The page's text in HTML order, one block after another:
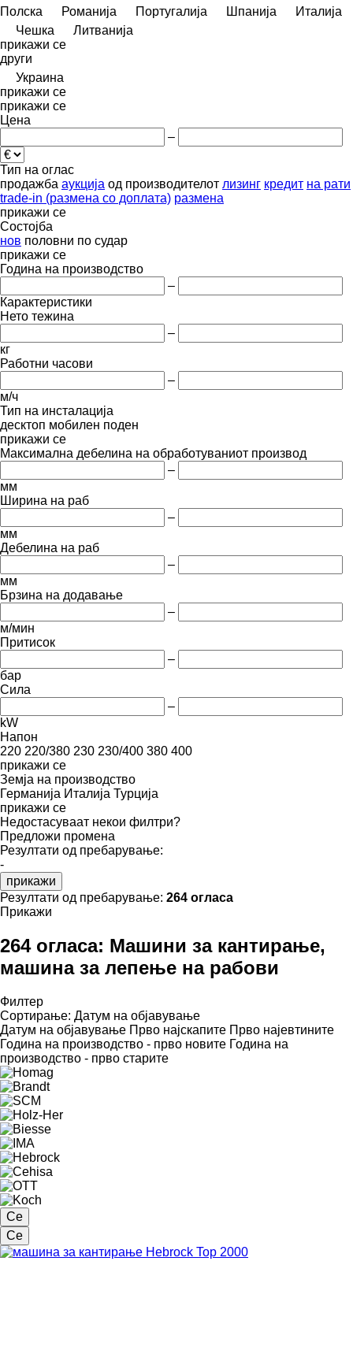
Полска
Романија Португалија Шпанија
Италија
Чешка
Литванија
прикажи се
други
Украина
прикажи се
прикажи се
Цена
–
Тип на оглас
продажба аукција од производителот лизинг кредит на рати
trade-in (размена со доплата) размена
прикажи се
Состојба
нов половни по судар
прикажи се
Година на производство
–
Карактеристики
Нето тежина
–
кг
Работни часови
–
м/ч
Тип на инсталација
десктоп мобилен поден
прикажи се
Максимална дебелина на обработуваниот производ
–
мм
Ширина на раб
–
мм
Дебелина на раб
–
мм
Брзина на додавање
–
м/мин
Притисок
–
бар
Сила
–
kW
Напон
220 220/380 230 230/400 380 400
прикажи се
Земја на производство
Германија Италија Турција
прикажи се
Недостасуваат некои филтри?
Предложи промена
Резултати од пребарување:
-
прикажи
Резултати од пребарување: 264 огласа
Прикажи
264 огласа: Машини за кантирање,
машина за лепење на рабови
Филтер
Сортирање: Датум на објавување
Датум на објавување Прво најскапите Прво најевтините
Година на производство - прво новите Година на
производство - прво старите
Се
Се